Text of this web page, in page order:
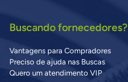
Buscando fornecedores?
Vantagens para Compradores
Preciso de ajuda nas Buscas
Quero um atendimento VIP